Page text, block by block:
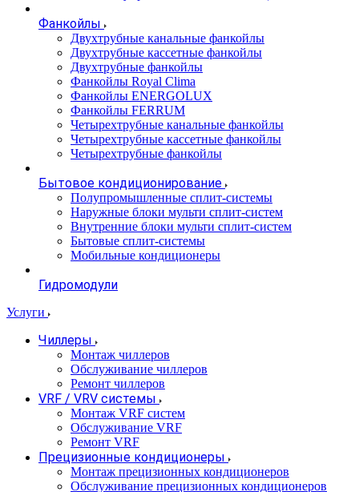
Фанкойлы
Двухтрубные канальные фанкойлы
Двухтрубные кассетные фанкойлы
Двухтрубные фанкойлы
Фанкойлы Royal Clima
Фанкойлы ENERGOLUX
Фанкойлы FERRUM
Четырехтрубные канальные фанкойлы
Четырехтрубные кассетные фанкойлы
Четырехтрубные фанкойлы
Бытовое кондиционирование
Полупромышленные сплит-системы
Наружные блоки мульти сплит-систем
Внутренние блоки мульти сплит-систем
Бытовые сплит-системы
Мобильные кондиционеры
Гидромодули
Услуги
Чиллеры
Монтаж чиллеров
Обслуживание чиллеров
Ремонт чиллеров
VRF / VRV системы
Монтаж VRF систем
Обслуживание VRF
Ремонт VRF
Прецизионные кондиционеры
Монтаж прецизионных кондиционеров
Обслуживание прецизионных кондиционеров